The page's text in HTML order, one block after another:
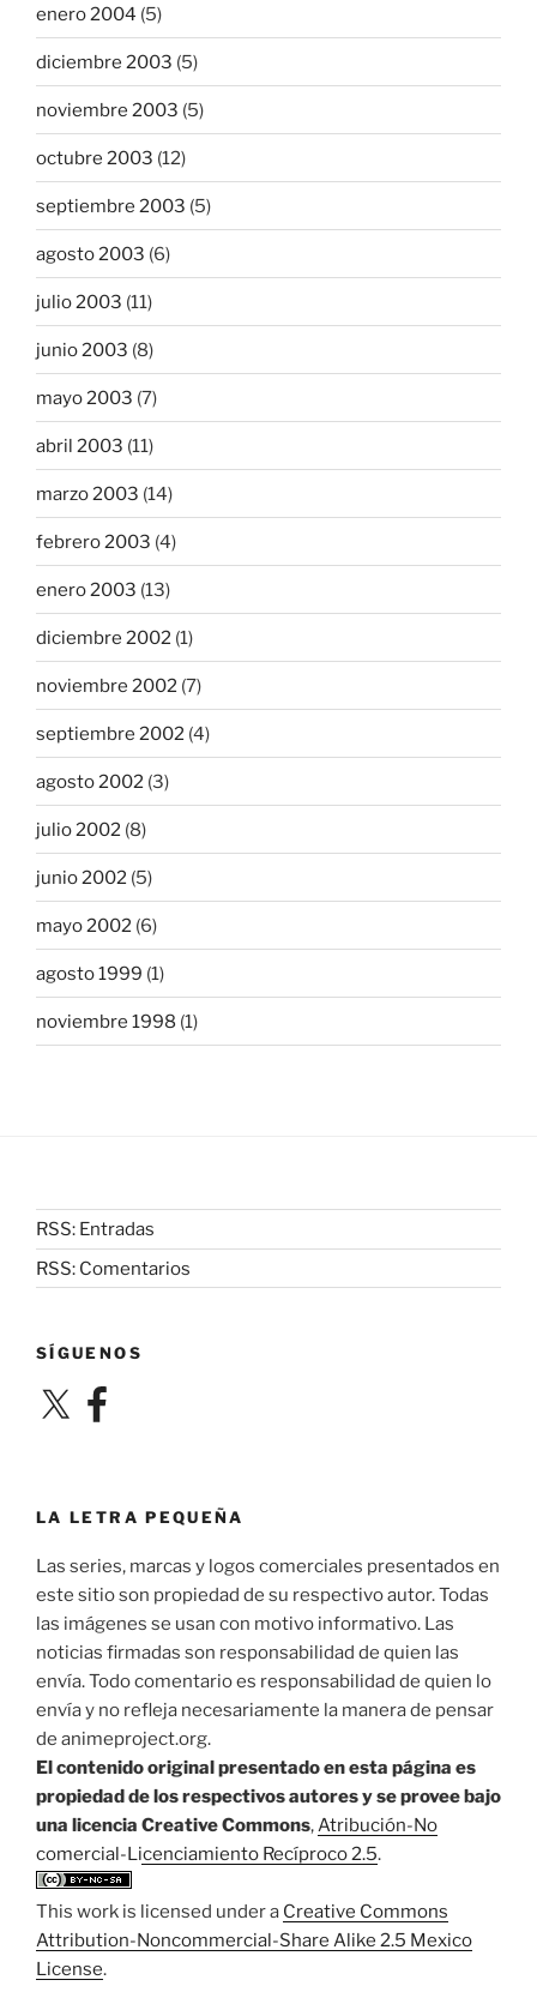
enero 2004 (5)
diciembre 2003 (5)
noviembre 2003 (5)
octubre 2003 (12)
septiembre 2003 (5)
agosto 2003 (6)
julio 2003 (11)
junio 2003 (8)
mayo 2003 (7)
abril 2003 (11)
marzo 2003 (14)
febrero 2003 (4)
enero 2003 (13)
diciembre 2002 (1)
noviembre 2002 (7)
septiembre 2002 (4)
agosto 2002 (3)
julio 2002 (8)
junio 2002 (5)
mayo 2002 (6)
agosto 1999 (1)
noviembre 1998 (1)
RSS: Entradas
RSS: Comentarios
SÍGUENOS
X Facebook
LA LETRA PEQUEÑA
Las series, marcas y logos comerciales presentados en
este sitio son propiedad de su respectivo autor. Todas
las imágenes se usan con motivo informativo. Las
noticias firmadas son responsabilidad de quien las
envía. Todo comentario es responsabilidad de quien lo
envía y no refleja necesariamente la manera de pensar
de animeproject.org.
El contenido original presentado en esta página es
propiedad de los respectivos autores y se provee bajo
una licencia Creative Commons,Atribución-No
comercial-Licenciamiento Recíproco 2.5.
This work is licensed under a Creative Commons
Attribution-Noncommercial-Share Alike 2.5 Mexico
License.